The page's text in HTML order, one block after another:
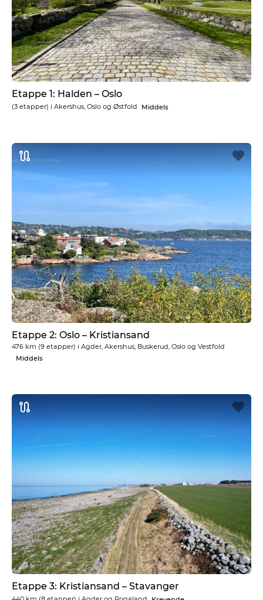
Etappe 1: Halden – Oslo
(3 etapper) i Akershus, Oslo og Østfold Middels
Etappe 2: Oslo – Kristiansand
476 km (9 etapper) i Agder, Akershus, Buskerud, Oslo og Vestfold
Middels
Etappe 3: Kristiansand – Stavanger